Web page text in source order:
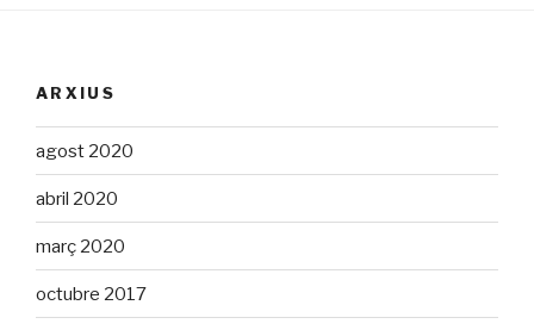
ARXIUS
agost 2020
abril 2020
març 2020
octubre 2017